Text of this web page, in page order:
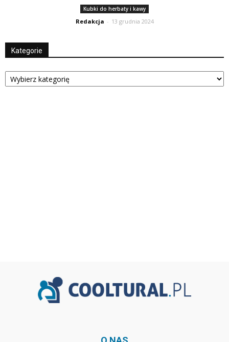
Kubki do herbaty i kawy
Redakcja - 13 grudnia 2024
Kategorie
Kategorie